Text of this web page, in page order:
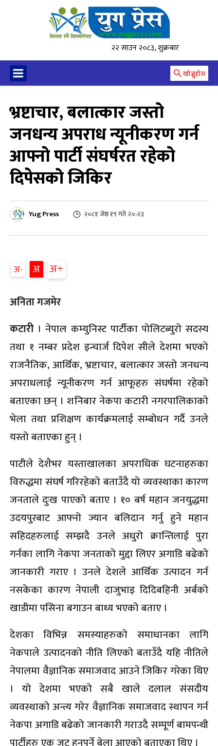
२२ साउन २०८३, शुक्रबार
खोज्नुहोस
भ्रष्टाचार, बलात्कार जस्तो
जनधन्य अपराध न्यूनीकरण गर्न
आफ्नो पार्टी संघर्षरत रहेको
दिपेसको जिकिर
Yug Press २०८१ जेष्ठ १९ गते २०:२३
अ अ अ
अनिता गजमेर
कटारी । नेपाल कम्युनिस्ट पार्टीका पोलिटब्युरो सदस्य
तथा १ नम्बर प्रदेश इन्चार्ज दिपेश सीले देशमा भएको
राजनैतिक, आर्थिक, भ्रष्टाचार, बलात्कार जस्तो जनधन्य
अपराधलाई न्यूनीकरण गर्न आफूहरु संघर्षमा रहेको
बताएका छन् । शनिबार नेकपा कटारी नगरपालिकाको
भेला तथा प्रशिक्षण कार्यक्रमलाई सम्बोधन गर्दै उनले
यस्तो बताएका हुन् ।
पाटीले देशैभर यस्ताखालका अपराधिक घटनाहरुका
विरुद्धमा संघर्ष गरिरहेको बताउँदै यो व्यवस्थाका कारण
जनताले दुःख पाएको बताए । १० बर्ष महान जनयुद्धमा
उदयपुरबाट आफ्नो ज्यान बलिदान गर्नु हुने महान
सहिदहरुलाई सम्झदै उनले अधुरो क्रान्तिलाई पुरा
गर्नका लागि नेकपा जनताको मुद्दा लिएर अगाडि बढेको
जानकारी गराए । उनले देशले आर्थिक उत्पादन गर्न
नसकेका कारण नेपाली दाजुभाइ दिदिबहिनी अर्बको
खाडीमा पसिना बगाउन बाध्य भएको बताए ।
देशका विभिन्न समस्याहरुको समाधानका लागि
नेकपाले उत्पादनको नीति लिएको बताउँदै यहि नीतिले
नेपालमा वैज्ञानिक समाजवाद आउने जिकिर गरेका थिए
। यो देशमा भएको सबै खाले दलाल संसदीय
व्यवस्थाको अन्त्य गरेर वैज्ञानिक समाजवाद स्थापन गर्न
नेकपा अगाडि बढेको जानकारी गराउदै सम्पूर्ण बामपन्थी